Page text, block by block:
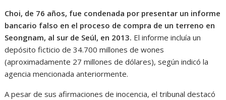
Choi, de 76 años, fue condenada por presentar un informe
bancario falso en el proceso de compra de un terreno en
Seongnam, al sur de Seúl, en 2013. El informe incluía un
depósito ficticio de 34.700 millones de wones
(aproximadamente 27 millones de dólares), según indicó la
agencia mencionada anteriormente.
A pesar de sus afirmaciones de inocencia, el tribunal destacó